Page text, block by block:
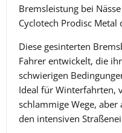
Bremsleistung bei
Cyclotech Prodisc Metal
Diese gesinterten
Fahrer entwickelt, die
schwierigen
Ideal für Winterfahrten,
schlammige Wege,
den intensiven